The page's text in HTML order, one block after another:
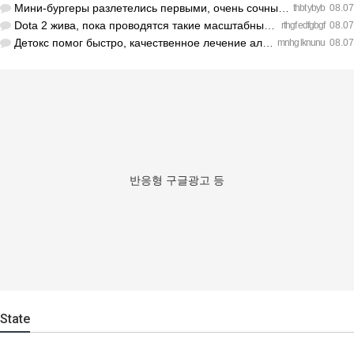
thbt ybyb 08.07
Мини-бургеры разлетелись первыми, очень сочные. https://inte…
rthgf edfgbgf 08.07
Dota 2 жива, пока проводятся такие масштабные турниры. https…
mnhg lknunu 08.07
Детокс помог быстро, качественное лечение алкоголизма Санкт-…
반응형 구글광고 등
State